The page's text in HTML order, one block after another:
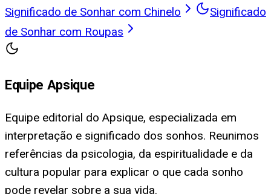
Significado de Sonhar com Chinelo
Significado
de Sonhar com Roupas
Equipe Apsique
Equipe editorial do Apsique, especializada em
interpretação e significado dos sonhos. Reunimos
referências da psicologia, da espiritualidade e da
cultura popular para explicar o que cada sonho
pode revelar sobre a sua vida.